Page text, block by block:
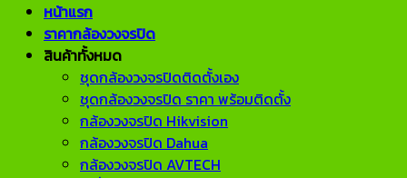
หน้าแรก
ราคากล้องวงจรปิด
สินค้าทั้งหมด
ชุดกล้องวงจรปิดติดตั้งเอง
ชุดกล้องวงจรปิด ราคา พร้อมติดตั้ง
กล้องวงจรปิด Hikvision
กล้องวงจรปิด Dahua
กล้องวงจรปิด AVTECH